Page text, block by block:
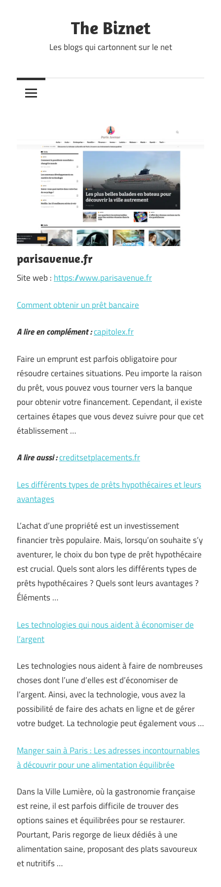
The Biznet
Les blogs qui cartonnent sur le net
parisavenue.fr
Site web : https://www.parisavenue.fr
Comment obtenir un prêt bancaire
A lire en complément :capitolex.fr
Faire un emprunt est parfois obligatoire pour
résoudre certaines situations. Peu importe la raison
du prêt, vous pouvez vous tourner vers la banque
pour obtenir votre financement. Cependant, il existe
certaines étapes que vous devez suivre pour que cet
établissement …
A lire aussi :creditsetplacements.fr
Les différents types de prêts hypothécaires et leurs
avantages
L’achat d’une propriété est un investissement
financier très populaire. Mais, lorsqu’on souhaite s’y
aventurer, le choix du bon type de prêt hypothécaire
est crucial. Quels sont alors les différents types de
prêts hypothécaires ? Quels sont leurs avantages ?
Éléments …
Les technologies qui nous aident à économiser de
l’argent
Les technologies nous aident à faire de nombreuses
choses dont l’une d’elles est d’économiser de
l’argent. Ainsi, avec la technologie, vous avez la
possibilité de faire des achats en ligne et de gérer
votre budget. La technologie peut également vous …
Manger sain à Paris : Les adresses incontournables
à découvrir pour une alimentation équilibrée
Dans la Ville Lumière, où la gastronomie française
est reine, il est parfois difficile de trouver des
options saines et équilibrées pour se restaurer.
Pourtant, Paris regorge de lieux dédiés à une
alimentation saine, proposant des plats savoureux
et nutritifs …